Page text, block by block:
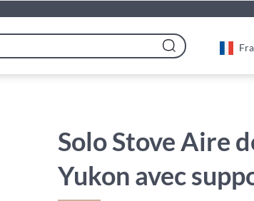
Rechercher
Solo Stove Aire
Yukon avec